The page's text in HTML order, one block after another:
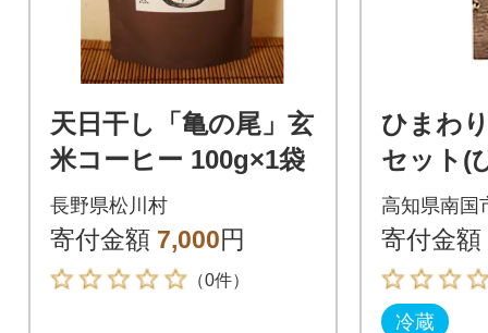
天日干し「亀の尾」玄
米コーヒー 100g×1袋
長野県松川村
寄付金額 7,000円
（0件）
ひまわ
セット(
ヒー)
高知県南国
寄付金額
冷蔵